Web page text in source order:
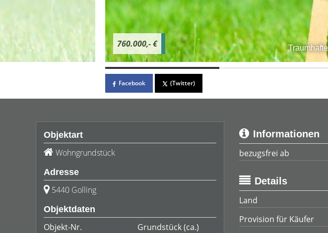
760.000,- €
Facebook (Twitter)
Objektart
Wohngrundstück
Adresse
5440 Golling
Objektdaten
Objekt-Nr.
Grundstück(ca.)
Informationen
bezugsfrei ab
Details
Land
Provision für Käufer